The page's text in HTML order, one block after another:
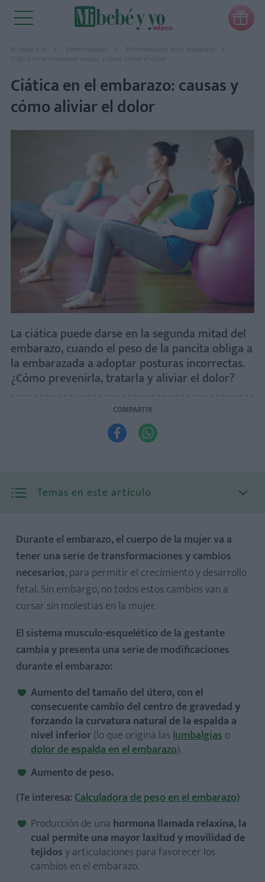

Mi bebé y yo Enfermedades
Enfermedades en el embarazo
Ciática en el embarazo: causas y cómo aliviar el dolor
Ciática en el embarazo: causas y
cómo aliviar el dolor
La ciática puede darse en la segunda mitad del
embarazo, cuando el peso de la pancita obliga a
la embarazada a adoptar posturas incorrectas.
¿Cómo prevenirla, tratarla y aliviar el dolor?
COMPARTIR
 
Temas en este artículo
Durante el embarazo, el cuerpo de la mujer va a
tener una serie de transformaciones y cambios
necesarios, para permitir el crecimiento y desarrollo
fetal. Sin embargo, no todos estos cambios van a
cursar sin molestias en la mujer.
El sistema musculo-esquelético de la gestante
cambia y presenta una serie de modificaciones
durante el embarazo:
Aumento del tamaño del útero, con el
consecuente cambio del centro de gravedad y
forzando la curvatura natural de la espalda a
nivel inferior(lo que origina laslumbalgiaso
dolor de espalda en el embarazo).
Aumento de peso.
(Te interesa:Calculadora de peso en el embarazo)
Producción de una hormona llamada relaxina, la
cual permite una mayor laxitud y movilidad de
tejidosy articulaciones para favorecer los
cambios en el embarazo.